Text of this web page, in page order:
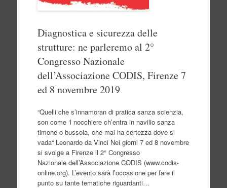
Diagnostica e sicurezza delle
strutture: ne parleremo al 2°
Congresso Nazionale
dell’Associazione CODIS, Firenze 7
ed 8 novembre 2019
“Quelli che s’innamoran di pratica sanza scienzia,
son come ‘l nocchiere ch’entra in navilio sanza
timone o bussola, che mai ha certezza dove si
vada“ Leonardo da Vinci Nei giorni 7 ed 8 novembre
si svolge a Firenze il 2° Congresso
Nazionale dell’Associazione CODIS (www.codis-
online.org). L’evento sarà l’occasione per fare il
punto su tante tematiche riguardanti…